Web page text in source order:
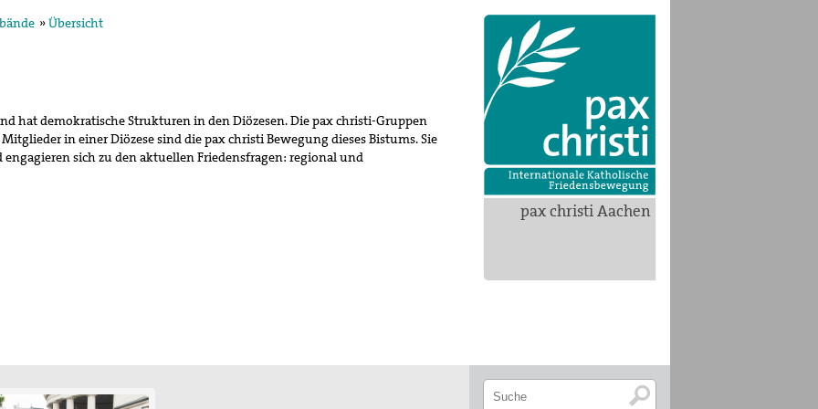
pax christi Aachen
»Übersicht
hat demokratische Strukturen in den Diözesen.Die pax christi-Gruppen
in einer Diözese sind die pax christi Bewegung dieses Bistums. Sie
sich zu den aktuellen Friedensfragen: regional und
in der
und arbeitet in
Konzils.
des weltweiten